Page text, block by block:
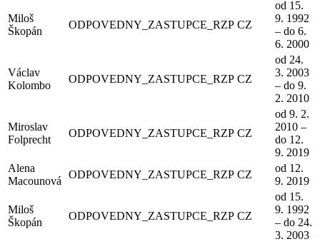
Miloš
Škopán
ODPOVEDNY_ZASTUPCE_RZP CZ
od 15.
9. 1992
– do 6.
6. 2000
Václav
Kolombo
ODPOVEDNY_ZASTUPCE_RZP CZ
od 24.
3. 2003
– do 9.
2. 2010
Miroslav
Folprecht
ODPOVEDNY_ZASTUPCE_RZP CZ
od 9. 2.
2010 –
do 12.
9. 2019
Alena
Macounová
ODPOVEDNY_ZASTUPCE_RZP CZ
od 12.
9. 2019
Miloš
Škopán
ODPOVEDNY_ZASTUPCE_RZP CZ
od 15.
9. 1992
– do 24.
3. 2003